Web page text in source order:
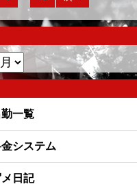
一覧
システム
日記